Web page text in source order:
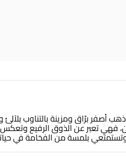
أصفر برّاق ومزينة بالتناوب
فهي تعبر عن الذوق الرفيع
بلمسة من الفخامة في